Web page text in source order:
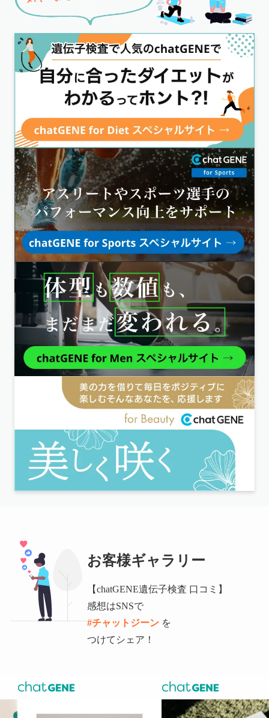
お客様ギャラリー
【chatGENE遺伝子検査 口コミ】
感想はSNSで
#チャットジーン を
つけてシェア！